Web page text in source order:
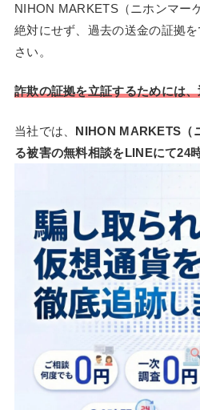
NIHON MARKETS（ニホンマー
絶対にせず、過去の送金の証拠
さい。
詐欺の証拠を立証するためには
当社では、 NIHON MARKETS（
る被害の無料相談をLINEにて24